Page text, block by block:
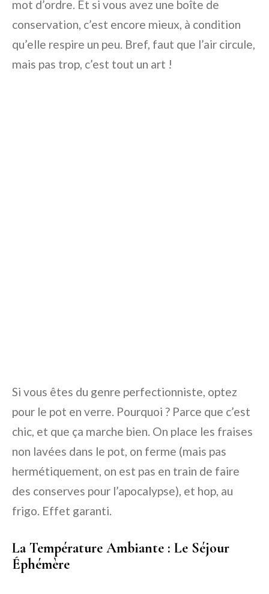
mot d’ordre. Et si vous avez une boîte de
conservation, c’est encore mieux, à condition
qu’elle respire un peu. Bref, faut que l’air circule,
mais pas trop, c’est tout un art !
Si vous êtes du genre perfectionniste, optez
pour le pot en verre. Pourquoi ? Parce que c’est
chic, et que ça marche bien. On place les fraises
non lavées dans le pot, on ferme (mais pas
hermétiquement, on est pas en train de faire
des conserves pour l’apocalypse), et hop, au
frigo. Effet garanti.
La Température Ambiante : Le Séjour
Éphémère